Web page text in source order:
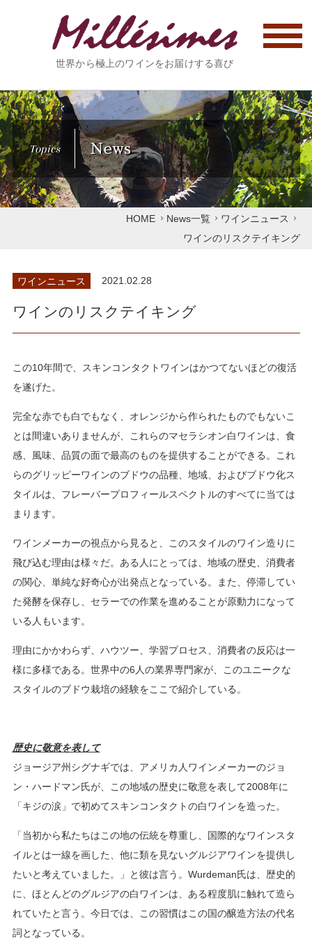
世界から極上のワインをお届けする喜び
Topics News
HOME News一覧
ワインニュース
ワインのリスクテイキング
ワインニュース 2021.02.28
ワインのリスクテイキング
この10年間で、スキンコンタクトワインはかつてないほどの復活
を遂げた。
完全な赤でも白でもなく、オレンジから作られたものでもないこ
とは間違いありませんが、これらのマセラシオン白ワインは、食
感、風味、品質の面で最高のものを提供することができる。これ
らのグリッピーワインのブドウの品種、地域、およびブドウ化ス
タイルは、フレーバープロフィールスペクトルのすべてに当ては
まります。
ワインメーカーの視点から見ると、このスタイルのワイン造りに
飛び込む理由は様々だ。ある人にとっては、地域の歴史、消費者
の関心、単純な好奇心が出発点となっている。また、停滞してい
た発酵を保存し、セラーでの作業を進めることが原動力になって
いる人もいます。
理由にかかわらず、ハウツー、学習プロセス、消費者の反応は一
様に多様である。世界中の6人の業界専門家が、このユニークな
スタイルのブドウ栽培の経験をここで紹介している。
歴史に敬意を表して
ジョージア州シグナギでは、アメリカ人ワインメーカーのジョ
ン・ハードマン氏が、この地域の歴史に敬意を表して2008年に
「キジの涙」で初めてスキンコンタクトの白ワインを造った。
「当初から私たちはこの地の伝統を尊重し、国際的なワインスタ
イルとは一線を画した、他に類を見ないグルジアワインを提供し
たいと考えていました。」と彼は言う。Wurdeman氏は、歴史的
に、ほとんどのグルジアの白ワインは、ある程度肌に触れて造ら
れていたと言う。今日では、この習慣はこの国の醸造方法の代名
詞となっている。